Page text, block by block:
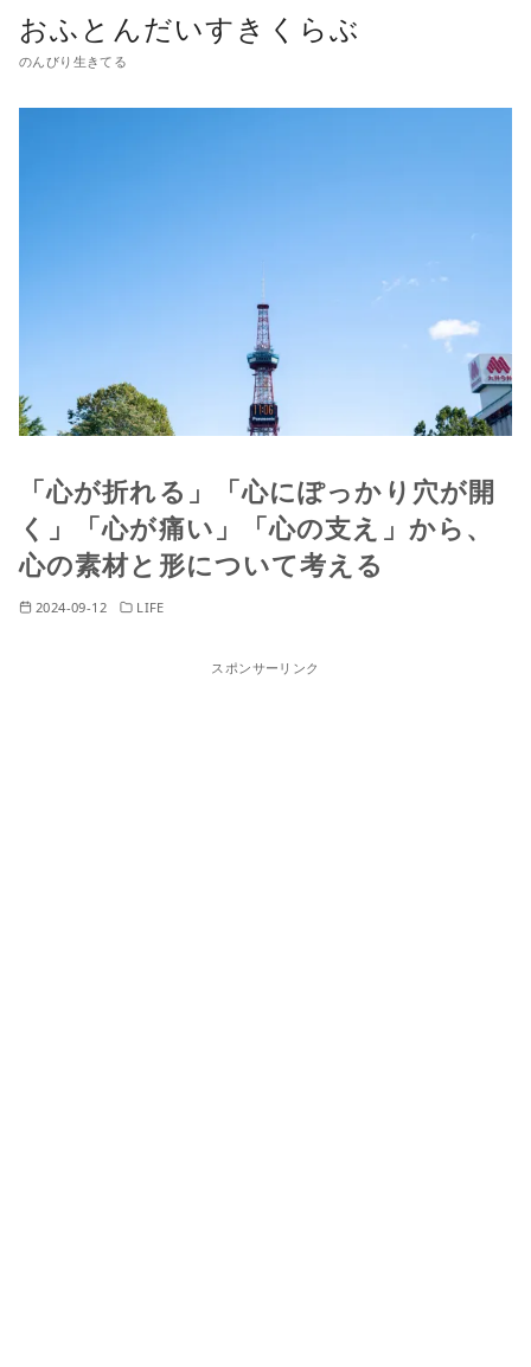
おふとんだいすきくらぶ
のんびり生きてる
「心が折れる」「心にぽっかり穴が開
く」「心が痛い」「心の支え」から、
心の素材と形について考える
2024-09-12 LIFE
スポンサーリンク